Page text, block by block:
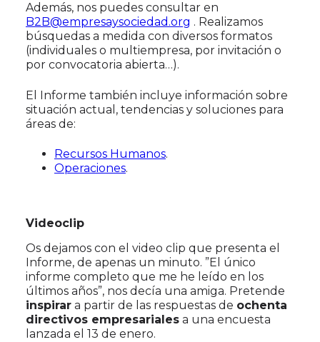
Además, nos puedes consultar en
B2B@empresaysociedad.org . Realizamos
búsquedas a medida con diversos formatos
(individuales o multiempresa, por invitación o
por convocatoria abierta…).
El Informe también incluye información sobre
situación actual, tendencias y soluciones para
áreas de:
Recursos Humanos.
Operaciones.
Videoclip
Os dejamos con el video clip que presenta el
Informe, de apenas un minuto. ”El único
informe completo que me he leído en los
últimos años”, nos decía una amiga. Pretende
inspirar a partir de las respuestas de ochenta
directivos empresariales a una encuesta
lanzada el 13 de enero.